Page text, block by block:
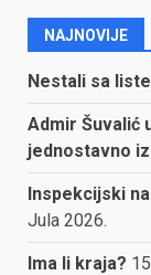
NAJNOVIJE
Nestali sa
Admir Šuvalić
jednostavno
Inspekcijski
Jula 2026.
Ima li kraja?